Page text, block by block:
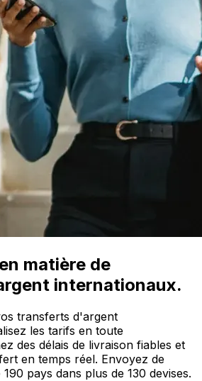
matière de
internationaux.
transferts d'argent
les tarifs en toute
des délais de livraison fiables et
en temps réel. Envoyez de
pays dans plus de 130 devises.